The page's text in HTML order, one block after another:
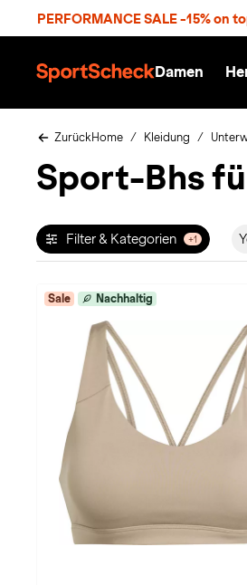
PERFORMANCE SALE -15% on
S
c
c
k
Damen
ZurückHome Kleidung
Sport-Bhs
Filter & Kategorien +1
Sale Nachhaltig